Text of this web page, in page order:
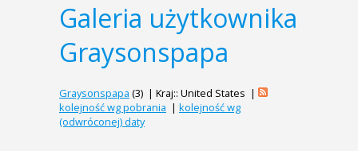
Galeria użytkownika
Graysonspapa
Graysonspapa (3) | Kraj:: United States |
kolejność wg pobrania | kolejność wg
(odwróconej) daty